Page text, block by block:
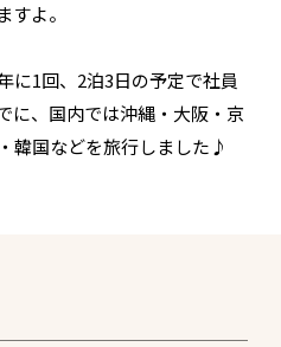
よ。
に1回、2泊3日の予定で社員
に、国内では沖縄・大阪・京
韓国などを旅行しました♪